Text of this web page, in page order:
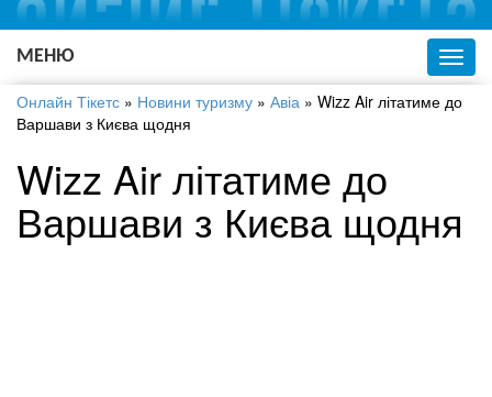
Українська
МЕНЮ
Онлайн Тікетс » Новини туризму » Авіа » Wizz Air літатиме до
Варшави з Києва щодня
Wizz Air літатиме до
Варшави з Києва щодня